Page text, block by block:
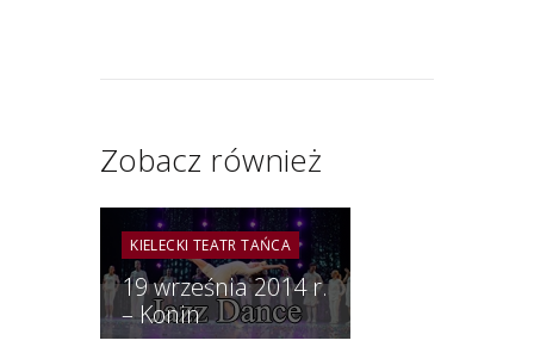
Zobacz również
KIELECKI TEATR TAŃCA
19 września 2014 r.
– Konin